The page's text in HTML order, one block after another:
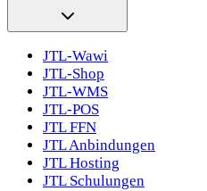
JTL-Wawi
JTL-Shop
JTL-WMS
JTL-POS
JTL FFN
JTL Anbindungen
JTL Hosting
JTL Schulungen